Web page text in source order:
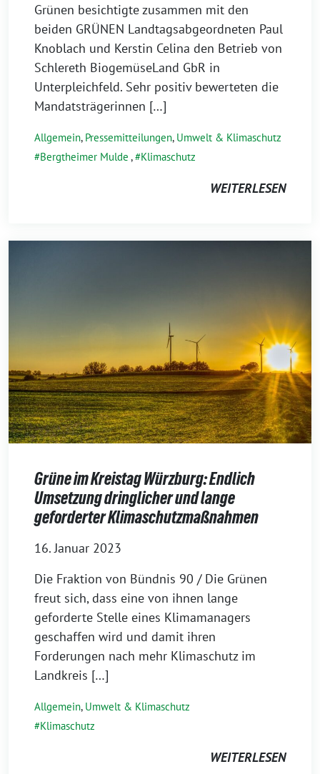
Grünen besichtigte zusammen mit den
beiden GRÜNEN Landtagsabgeordneten Paul
Knoblach und Kerstin Celina den Betrieb von
Schlereth BiogemüseLand GbR in
Unterpleichfeld. Sehr positiv bewerteten die
Mandatsträgerinnen […]
Allgemein, Pressemitteilungen, Umwelt & Klimaschutz
Bergtheimer Mulde , Klimaschutz
WEITERLESEN
Grüne im Kreistag Würzburg: Endlich
Umsetzung dringlicher und lange
geforderter Klimaschutzmaßnahmen
16. Januar 2023
Die Fraktion von Bündnis 90 / Die Grünen
freut sich, dass eine von ihnen lange
geforderte Stelle eines Klimamanagers
geschaffen wird und damit ihren
Forderungen nach mehr Klimaschutz im
Landkreis […]
Allgemein, Umwelt & Klimaschutz
Klimaschutz
WEITERLESEN